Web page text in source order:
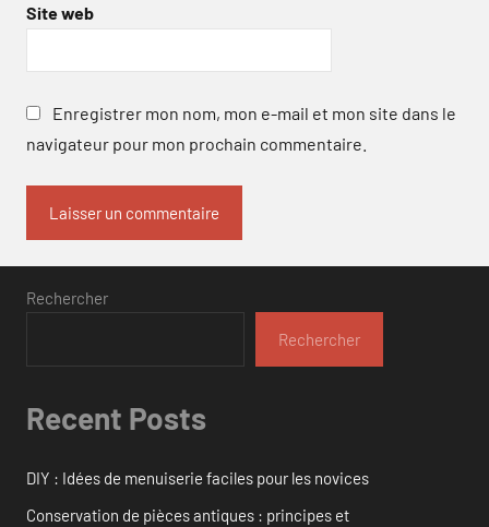
Site web
Enregistrer mon nom, mon e-mail et mon site dans le
navigateur pour mon prochain commentaire.
Rechercher
Rechercher
Recent Posts
DIY : Idées de menuiserie faciles pour les novices
Conservation de pièces antiques : principes et